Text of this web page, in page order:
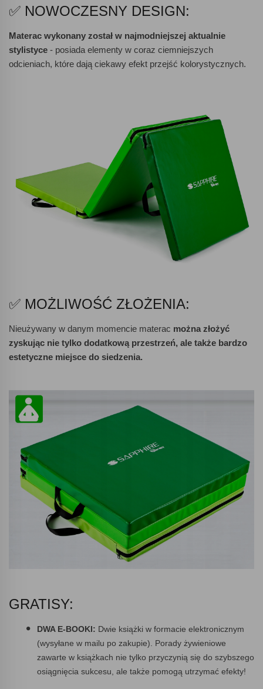
✅ NOWOCZESNY DESIGN:
Materac wykonany został w najmodniejszej aktualnie
stylistyce - posiada elementy w coraz ciemniejszych
odcieniach, które dają ciekawy efekt przejść kolorystycznych.
✅ MOŻLIWOŚĆ ZŁOŻENIA:
Nieużywany w danym momencie materac można złożyć
zyskując nie tylko dodatkową przestrzeń, ale także bardzo
estetyczne miejsce do siedzenia.
GRATISY:
DWA E-BOOKI: Dwie książki w formacie elektronicznym
(wysyłane w mailu po zakupie). Porady żywieniowe
zawarte w książkach nie tylko przyczynią się do szybszego
osiągnięcia sukcesu, ale także pomogą utrzymać efekty!